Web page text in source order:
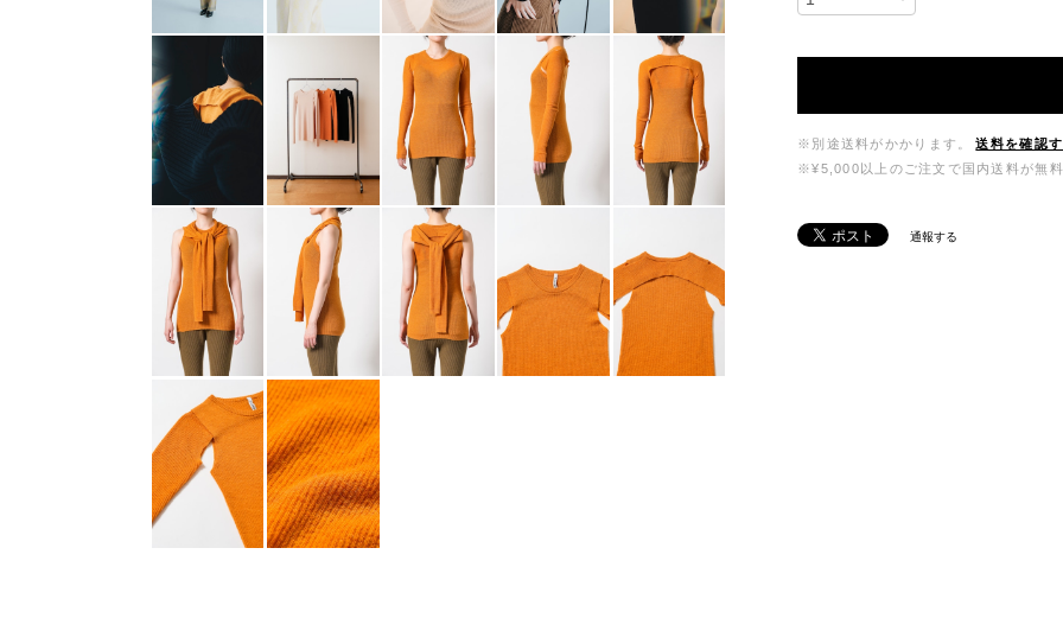
※別途送料がかかります。
送料を確認す
※¥5,000以上のご注文で国内送料が無料
通報する